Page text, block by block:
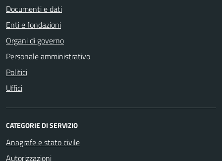
Documenti e dati
Enti e fondazioni
Organi di governo
Personale amministrativo
Politici
Uffici
CATEGORIE DI SERVIZIO
Anagrafe e stato civile
Autorizzazioni